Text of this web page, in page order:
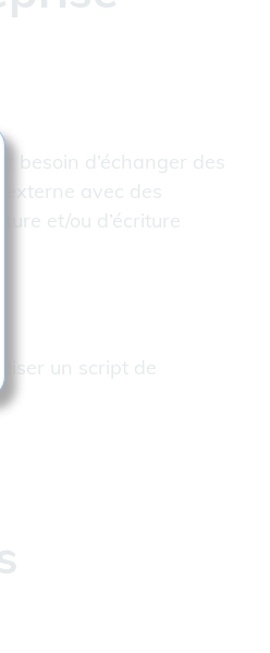
besoin d’échanger des
avec des
et/ou d’écriture
un script de